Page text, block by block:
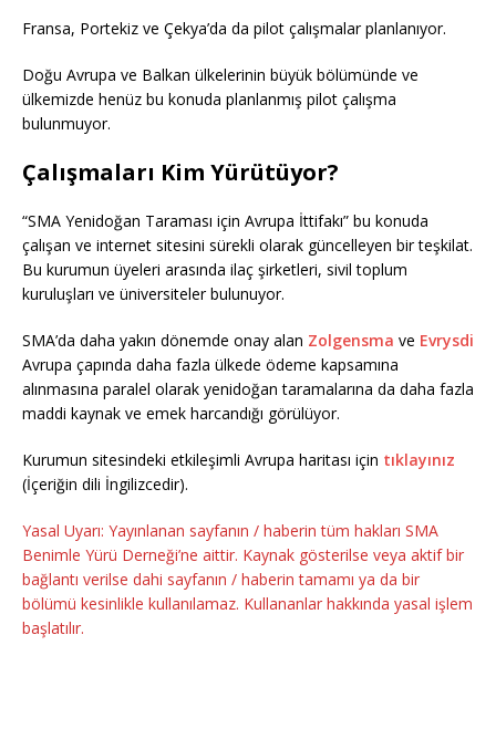
Fransa, Portekiz ve Çekya’da da pilot çalışmalar planlanıyor.
Doğu Avrupa ve Balkan ülkelerinin büyük bölümünde ve
ülkemizde henüz bu konuda planlanmış pilot çalışma
bulunmuyor.
Çalışmaları Kim Yürütüyor?
“SMA Yenidoğan Taraması için Avrupa İttifakı” bu konuda
çalışan ve internet sitesini sürekli olarak güncelleyen bir teşkilat.
Bu kurumun üyeleri arasında ilaç şirketleri, sivil toplum
kuruluşları ve üniversiteler bulunuyor.
SMA’da daha yakın dönemde onay alan Zolgensma ve Evrysdi
Avrupa çapında daha fazla ülkede ödeme kapsamına
alınmasına paralel olarak yenidoğan taramalarına da daha fazla
maddi kaynak ve emek harcandığı görülüyor.
Kurumun sitesindeki etkileşimli Avrupa haritası için tıklayınız
(İçeriğin dili İngilizcedir).
Yasal Uyarı: Yayınlanan sayfanın / haberin tüm hakları SMA
Benimle Yürü Derneği’ne aittir. Kaynak gösterilse veya aktif bir
bağlantı verilse dahi sayfanın / haberin tamamı ya da bir
bölümü kesinlikle kullanılamaz. Kullananlar hakkında yasal işlem
başlatılır.